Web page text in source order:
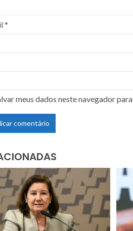
*
meus dados neste navegador